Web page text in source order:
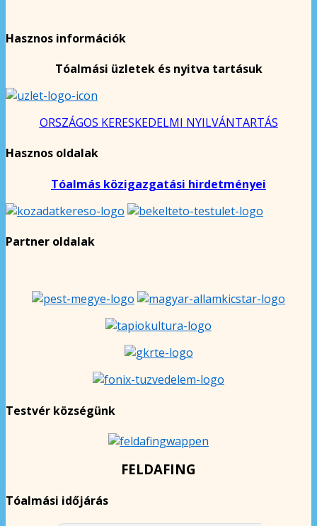
Hasznos információk
Tóalmási üzletek és nyitva tartásuk
ORSZÁGOS KERESKEDELMI NYILVÁNTARTÁS
Hasznos oldalak
Tóalmás közigazgatási hirdetményei
Partner oldalak
Testvér községünk
FELDAFING
Tóalmási időjárás